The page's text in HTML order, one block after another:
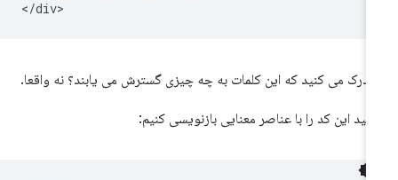
درک می کنید که این کلمات به چه چیزی گسترش می یابند؟ نه واقعا.
این کد را با عناصر معنایی بازنویسی کنیم: